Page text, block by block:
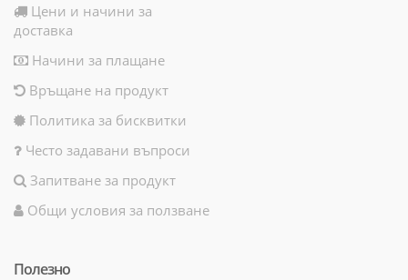
Цени и начини за
доставка
Начини за плащане
Връщане на продукт
Политика за бисквитки
Често задавани въпроси
Запитване за продукт
Общи условия за ползване
Полезно